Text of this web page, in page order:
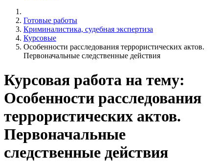
Готовые работы
Криминалистика, судебная экспертиза
Курсовые
Особенности расследования террористических актов.
Первоначальные следственные действия
Курсовая работа на тему:
Особенности расследования
террористических актов.
Первоначальные
следственные действия